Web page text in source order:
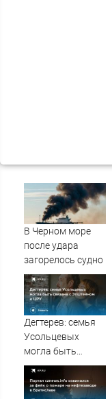
В Черном море
после удара
загорелось судно
Дегтерев: семья
Усольцевых
могла быть
связана с
Эпштейном и ЦРУ